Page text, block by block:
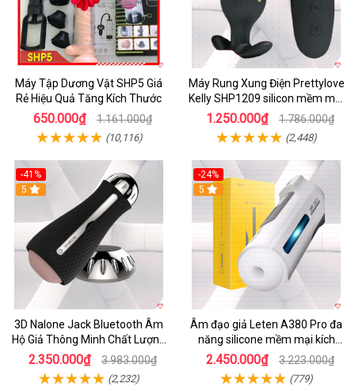
Máy Tập Dương Vật SHP5 Giá
Rẻ Hiệu Quả Tăng Kích Thước
650.000₫ 1.161.000₫
(10,116)
Máy Rung Xung Điện Prettylove
Kelly SHP1209 silicon mềm mại
tiện lợi
1.250.000₫ 1.786.000₫
(2,448)
-41%
5
3D Nalone Jack Bluetooth Âm
Hộ Giả Thông Minh Chất Lượng
Cao
2.350.000₫ 3.983.000₫
(2,232)
-24%
5
Âm đạo giả Leten A380 Pro đa
năng silicone mềm mại kích
thích mạnh mẽ
2.450.000₫ 3.223.000₫
(779)